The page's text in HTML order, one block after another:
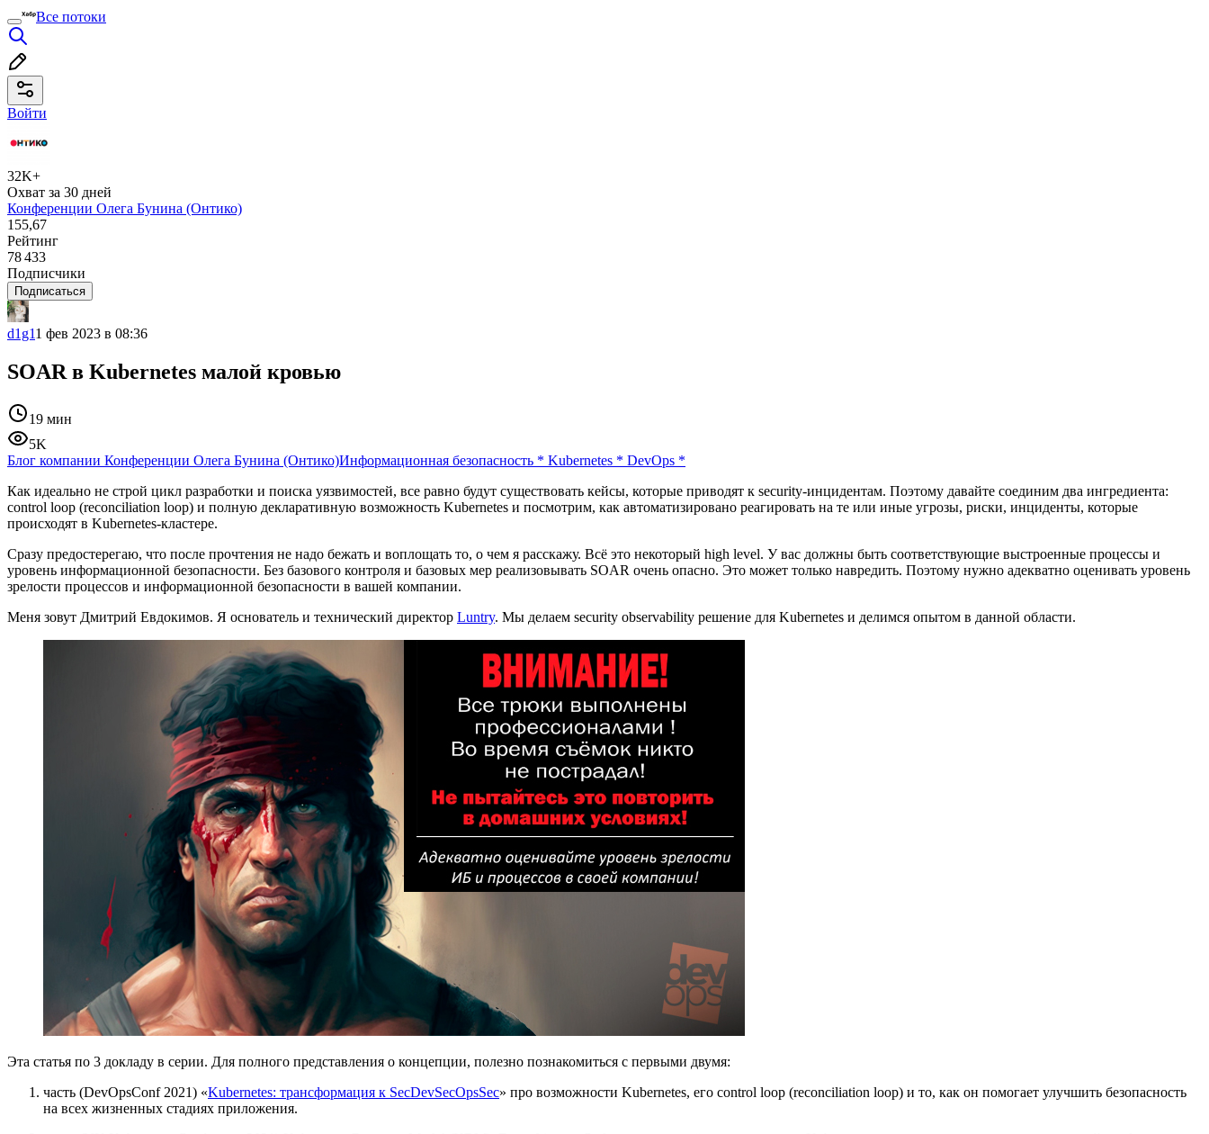
Все потоки
Войти
32K+
Охват за 30 дней
Конференции Олега Бунина (Онтико)
155,67
Рейтинг
78 433
Подписчики
Подписаться
d1g11 фев 2023 в 08:36
SOAR в Kubernetes малой кровью
19 мин
5K
Блог компании Конференции Олега Бунина (Онтико)Информационная безопасность * Kubernetes * DevOps *
Как идеально не строй цикл разработки и поиска уязвимостей, все равно будут существовать кейсы, которые приводят к security-инцидентам. Поэтому давайте соединим два ингредиента:
control loop (reconciliation loop) и полную декларативную возможность Kubernetes и посмотрим, как автоматизировано реагировать на те или иные угрозы, риски, инциденты, которые
происходят в Kubernetes-кластере.
Сразу предостерегаю, что после прочтения не надо бежать и воплощать то, о чем я расскажу. Всё это некоторый high level. У вас должны быть соответствующие выстроенные процессы и
уровень информационной безопасности. Без базового контроля и базовых мер реализовывать SOAR очень опасно. Это может только навредить. Поэтому нужно адекватно оценивать уровень
зрелости процессов и информационной безопасности в вашей компании.
Меня зовут Дмитрий Евдокимов. Я основатель и технический директор Luntry. Мы делаем security observability решение для Kubernetes и делимся опытом в данной области.
Эта статья по 3 докладу в серии. Для полного представления о концепции, полезно познакомиться с первыми двумя:
часть (DevOpsConf 2021) «Kubernetes: трансформация к SecDevSecOpsSec» про возможности Kubernetes, его control loop (reconciliation loop) и то, как он помогает улучшить безопасность
на всех жизненных стадиях приложения.